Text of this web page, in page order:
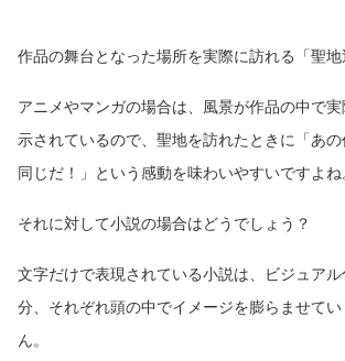
作品の舞台となった場所を実際に訪れる「聖地
アニメやマンガの場合は、風景が作品の中で
示されているので、聖地を訪れたときに「あ
同じだ！」という感動を味わいやすいですよね
それに対して小説の場合はどうでしょう？
文字だけで表現されている小説は、ビジュア
分、それぞれ頭の中でイメージを膨らませて
ん。